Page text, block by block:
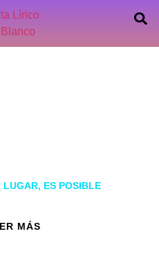
LUGAR, ES POSIBLE
MÁS